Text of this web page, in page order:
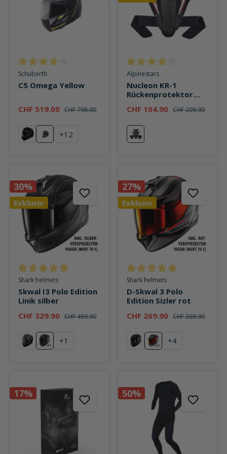
Durchschnittliche Bewertung von 4 von 5 Sternen
Schuberth
C5 Omega Yellow
CHF 519.00 CHF 798.00
schwarzOmega Yellow
+12
Durchschnittliche Bewertung
Alpinestars
Nucleon KR-1
Rückenprotektor
CHF 104.90 CHF 209.90
schwarz/rot
30%
Exklusiv
Durchschnittliche Bewertung von 5 von 5 Sternen
Shark helmets
Skwal I3 Polo Edition
Linik silber
CHF 329.90 CHF 469.90
Solid mattschwarz
Polo Edition Linik silber
+1
27%
Exklusiv
Durchschnittliche Bewertung
Shark helmets
D-Skwal 3 Polo
Edition Sizler rot
CHF 269.90 CHF 369.90
Blast-R mattschwarz
Polo Edition Sizler
+4
17% 50%